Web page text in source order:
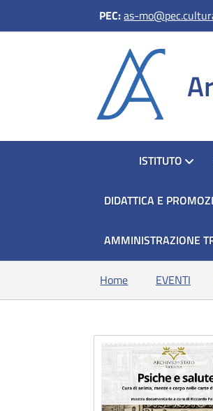
PEC:as-
HOMEISTITUTO
DIDATTICA E
AMMINISTRAZIONE
Home EVENTI